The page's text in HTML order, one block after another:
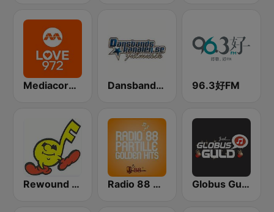
Mediacorp LOVE 972 Dansbandskanalen Julmusik 96.3好FM
Rewound Radio Radio 88 Partille Globus Guld Jul